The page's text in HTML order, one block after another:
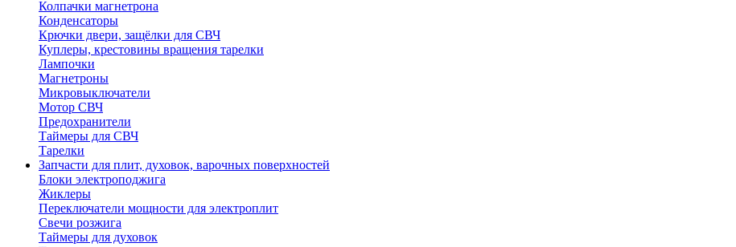
Колпачки магнетрона
Конденсаторы
Крючки двери, защёлки для СВЧ
Куплеры, крестовины вращения тарелки
Лампочки
Магнетроны
Микровыключатели
Мотор СВЧ
Предохранители
Таймеры для СВЧ
Тарелки
Запчасти для плит, духовок, варочных поверхностей
Блоки электроподжига
Жиклеры
Переключатели мощности для электроплит
Свечи розжига
Таймеры для духовок